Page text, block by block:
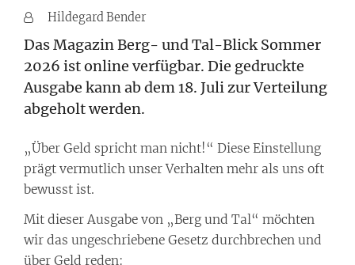
Von:Hildegard Bender
Das Magazin Berg- und Tal-Blick Sommer
2026 ist online verfügbar. Die gedruckte
Ausgabe kann ab dem 18. Juli zur Verteilung
abgeholt werden.
„Über Geld spricht man nicht!“ Diese Einstellung
prägt vermutlich unser Verhalten mehr als uns oft
bewusst ist.
Mit dieser Ausgabe von „Berg und Tal“ möchten
wir das ungeschriebene Gesetz durchbrechen und
über Geld reden: